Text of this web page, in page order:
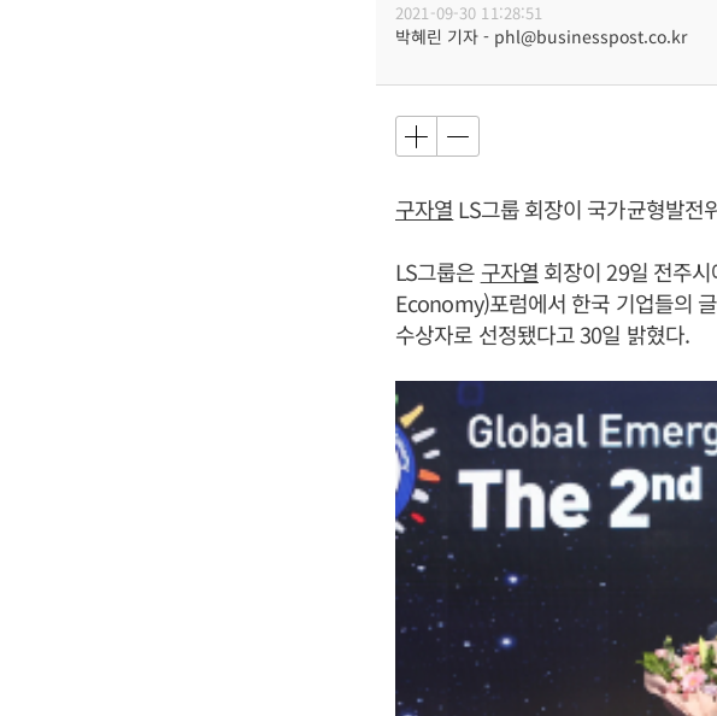
2021-09-30 11:28:51
박혜린 기자 - phl@businesspost.co.kr
구자열 LS그룹 회장이 국가균형발전
LS그룹은 구자열 회장이 29일 전주
Economy)포럼에서 한국 기업들의
수상자로 선정됐다고 30일 밝혔다.